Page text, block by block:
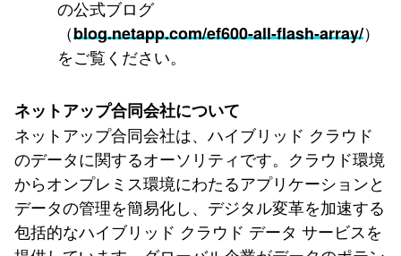
の公式ブログ
（blog.netapp.com/ef600-all-flash-array/）
をご覧ください。
ネットアップ合同会社について
ネットアップ合同会社は、ハイブリッド クラウド
のデータに関するオーソリティです。クラウド環境
からオンプレミス環境にわたるアプリケーションと
データの管理を簡易化し、デジタル変革を加速する
包括的なハイブリッド クラウド データ サービスを